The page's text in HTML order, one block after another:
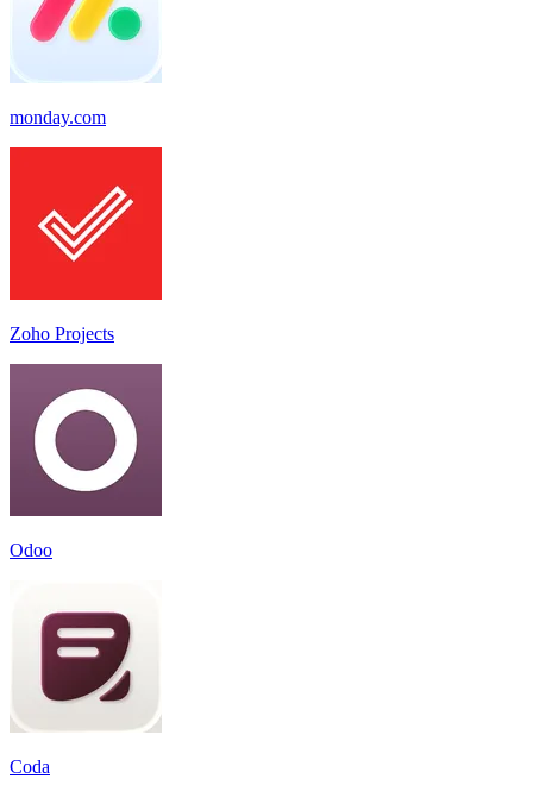
monday.com
Zoho Projects
Odoo
Coda